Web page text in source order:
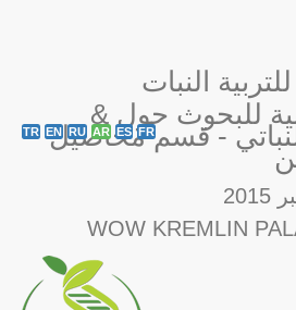
النبات
& المنظمة الاوروبية للبحوث حول
- قسم محاصيل TR EN RU AR ES FR